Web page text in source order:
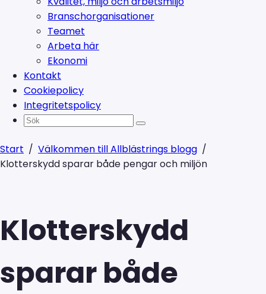
Branschorganisationer
Teamet
Arbeta här
Ekonomi
Kontakt
Cookiepolicy
Integritetspolicy
Start / Välkommen till Allblästrings blogg /
Klotterskydd sparar både pengar och miljön
Klotterskydd
sparar både